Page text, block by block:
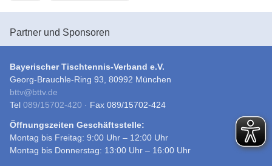
Partner und Sponsoren
Bayerischer Tischtennis-Verband e.V.
Georg-Brauchle-Ring 93, 80992 München
bttv@bttv.de
Tel 089/15702-420 · Fax 089/15702-424
Öffnungszeiten Geschäftsstelle:
Montag bis Freitag: 9:00 Uhr – 12:00 Uhr
Montag bis Donnerstag: 13:00 Uhr – 16:00 Uhr